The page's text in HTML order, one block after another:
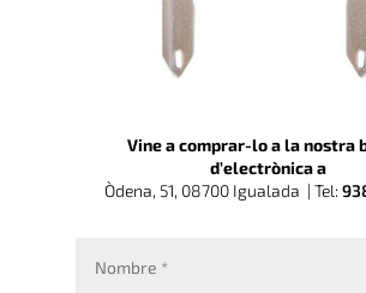
Vine a comprar-lo a la nostra
d’electrònica a
Òdena, 51, 08700 Igualada | Tel: